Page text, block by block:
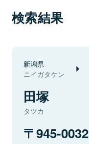
検索結果
新潟県
ニイガタケン
田塚
タツカ
945-0032